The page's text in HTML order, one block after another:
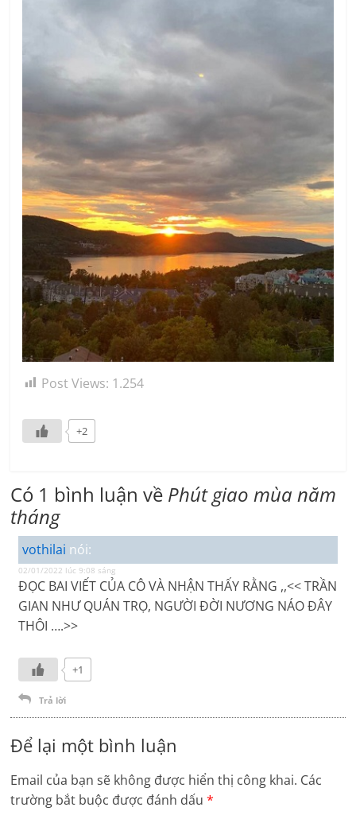
Post Views: 1.254
+2
Có 1 bình luận về Phút giao mùa năm
tháng
vothilai nói:
02/01/2022 lúc 9:08 sáng
ĐỌC BAI VIẾT CỦA CÔ VÀ NHẬN THẤY RẰNG ,,<< TRẦN
GIAN NHƯ QUÁN TRỌ, NGƯỜI ĐỜI NƯƠNG NÁO ĐÂY
THÔI ….>>
+1
Trả lời
Để lại một bình luận
Email của bạn sẽ không được hiển thị công khai. Các
trường bắt buộc được đánh dấu*